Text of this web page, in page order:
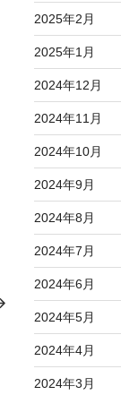
2025年2月
2025年1月
2024年12月
2024年11月
2024年10月
2024年9月
2024年8月
2024年7月
2024年6月
2024年5月
2024年4月
2024年3月